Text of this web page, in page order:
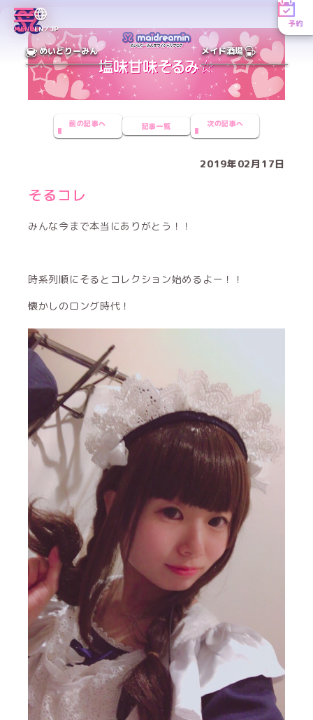
MENUEN／JP
予約
めいどりーみん メイド酒場
前の記事へ 記事一覧 次の記事へ
2019年02月17日
そるコレ
みんな今まで本当にありがとう！！
時系列順にそるとコレクション始めるよー！！
懐かしのロング時代！